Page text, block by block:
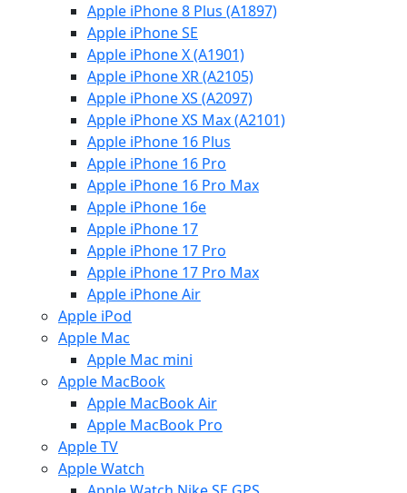
Apple iPhone 8 Plus (A1897)
Apple iPhone SE
Apple iPhone X (A1901)
Apple iPhone XR (A2105)
Apple iPhone XS (A2097)
Apple iPhone XS Max (A2101)
Apple iPhone 16 Plus
Apple iPhone 16 Pro
Apple iPhone 16 Pro Max
Apple iPhone 16e
Apple iPhone 17
Apple iPhone 17 Pro
Apple iPhone 17 Pro Max
Apple iPhone Air
Apple iPod
Apple Mac
Apple Mac mini
Apple MacBook
Apple MacBook Air
Apple MacBook Pro
Apple TV
Apple Watch